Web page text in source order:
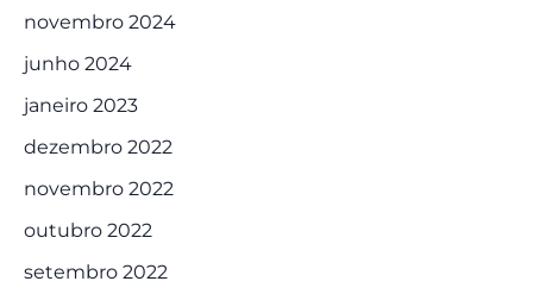
novembro 2024
junho 2024
janeiro 2023
dezembro 2022
novembro 2022
outubro 2022
setembro 2022